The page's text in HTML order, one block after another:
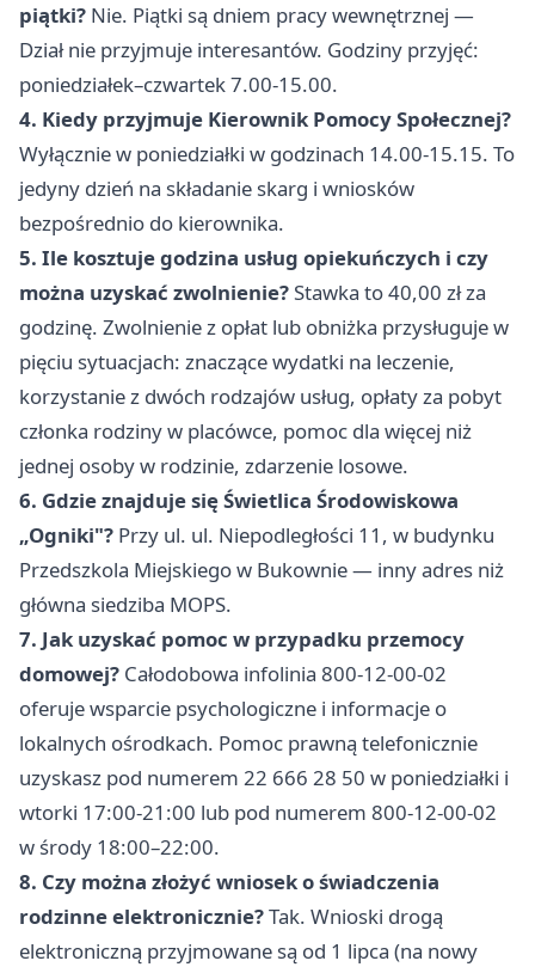
piątki? Nie. Piątki są dniem pracy wewnętrznej —
Dział nie przyjmuje interesantów. Godziny przyjęć:
poniedziałek–czwartek 7.00-15.00.
4. Kiedy przyjmuje Kierownik Pomocy Społecznej?
Wyłącznie w poniedziałki w godzinach 14.00-15.15. To
jedyny dzień na składanie skarg i wniosków
bezpośrednio do kierownika.
5. Ile kosztuje godzina usług opiekuńczych i czy
można uzyskać zwolnienie?Stawka to 40,00 zł za
godzinę. Zwolnienie z opłat lub obniżka przysługuje w
pięciu sytuacjach: znaczące wydatki na leczenie,
korzystanie z dwóch rodzajów usług, opłaty za pobyt
członka rodziny w placówce, pomoc dla więcej niż
jednej osoby w rodzinie, zdarzenie losowe.
6. Gdzie znajduje się Świetlica Środowiskowa
„Ogniki"? Przy ul. ul. Niepodległości 11, w budynku
Przedszkola Miejskiego w Bukownie — inny adres niż
główna siedziba MOPS.
7. Jak uzyskać pomoc w przypadku przemocy
domowej? Całodobowa infolinia 800-12-00-02
oferuje wsparcie psychologiczne i informacje o
lokalnych ośrodkach. Pomoc prawną telefonicznie
uzyskasz pod numerem 22 666 28 50 w poniedziałki i
wtorki 17:00-21:00 lub pod numerem 800-12-00-02
w środy 18:00–22:00.
8. Czy można złożyć wniosek o świadczenia
rodzinne elektronicznie?Tak. Wnioski drogą
elektroniczną przyjmowane są od 1 lipca (na nowy